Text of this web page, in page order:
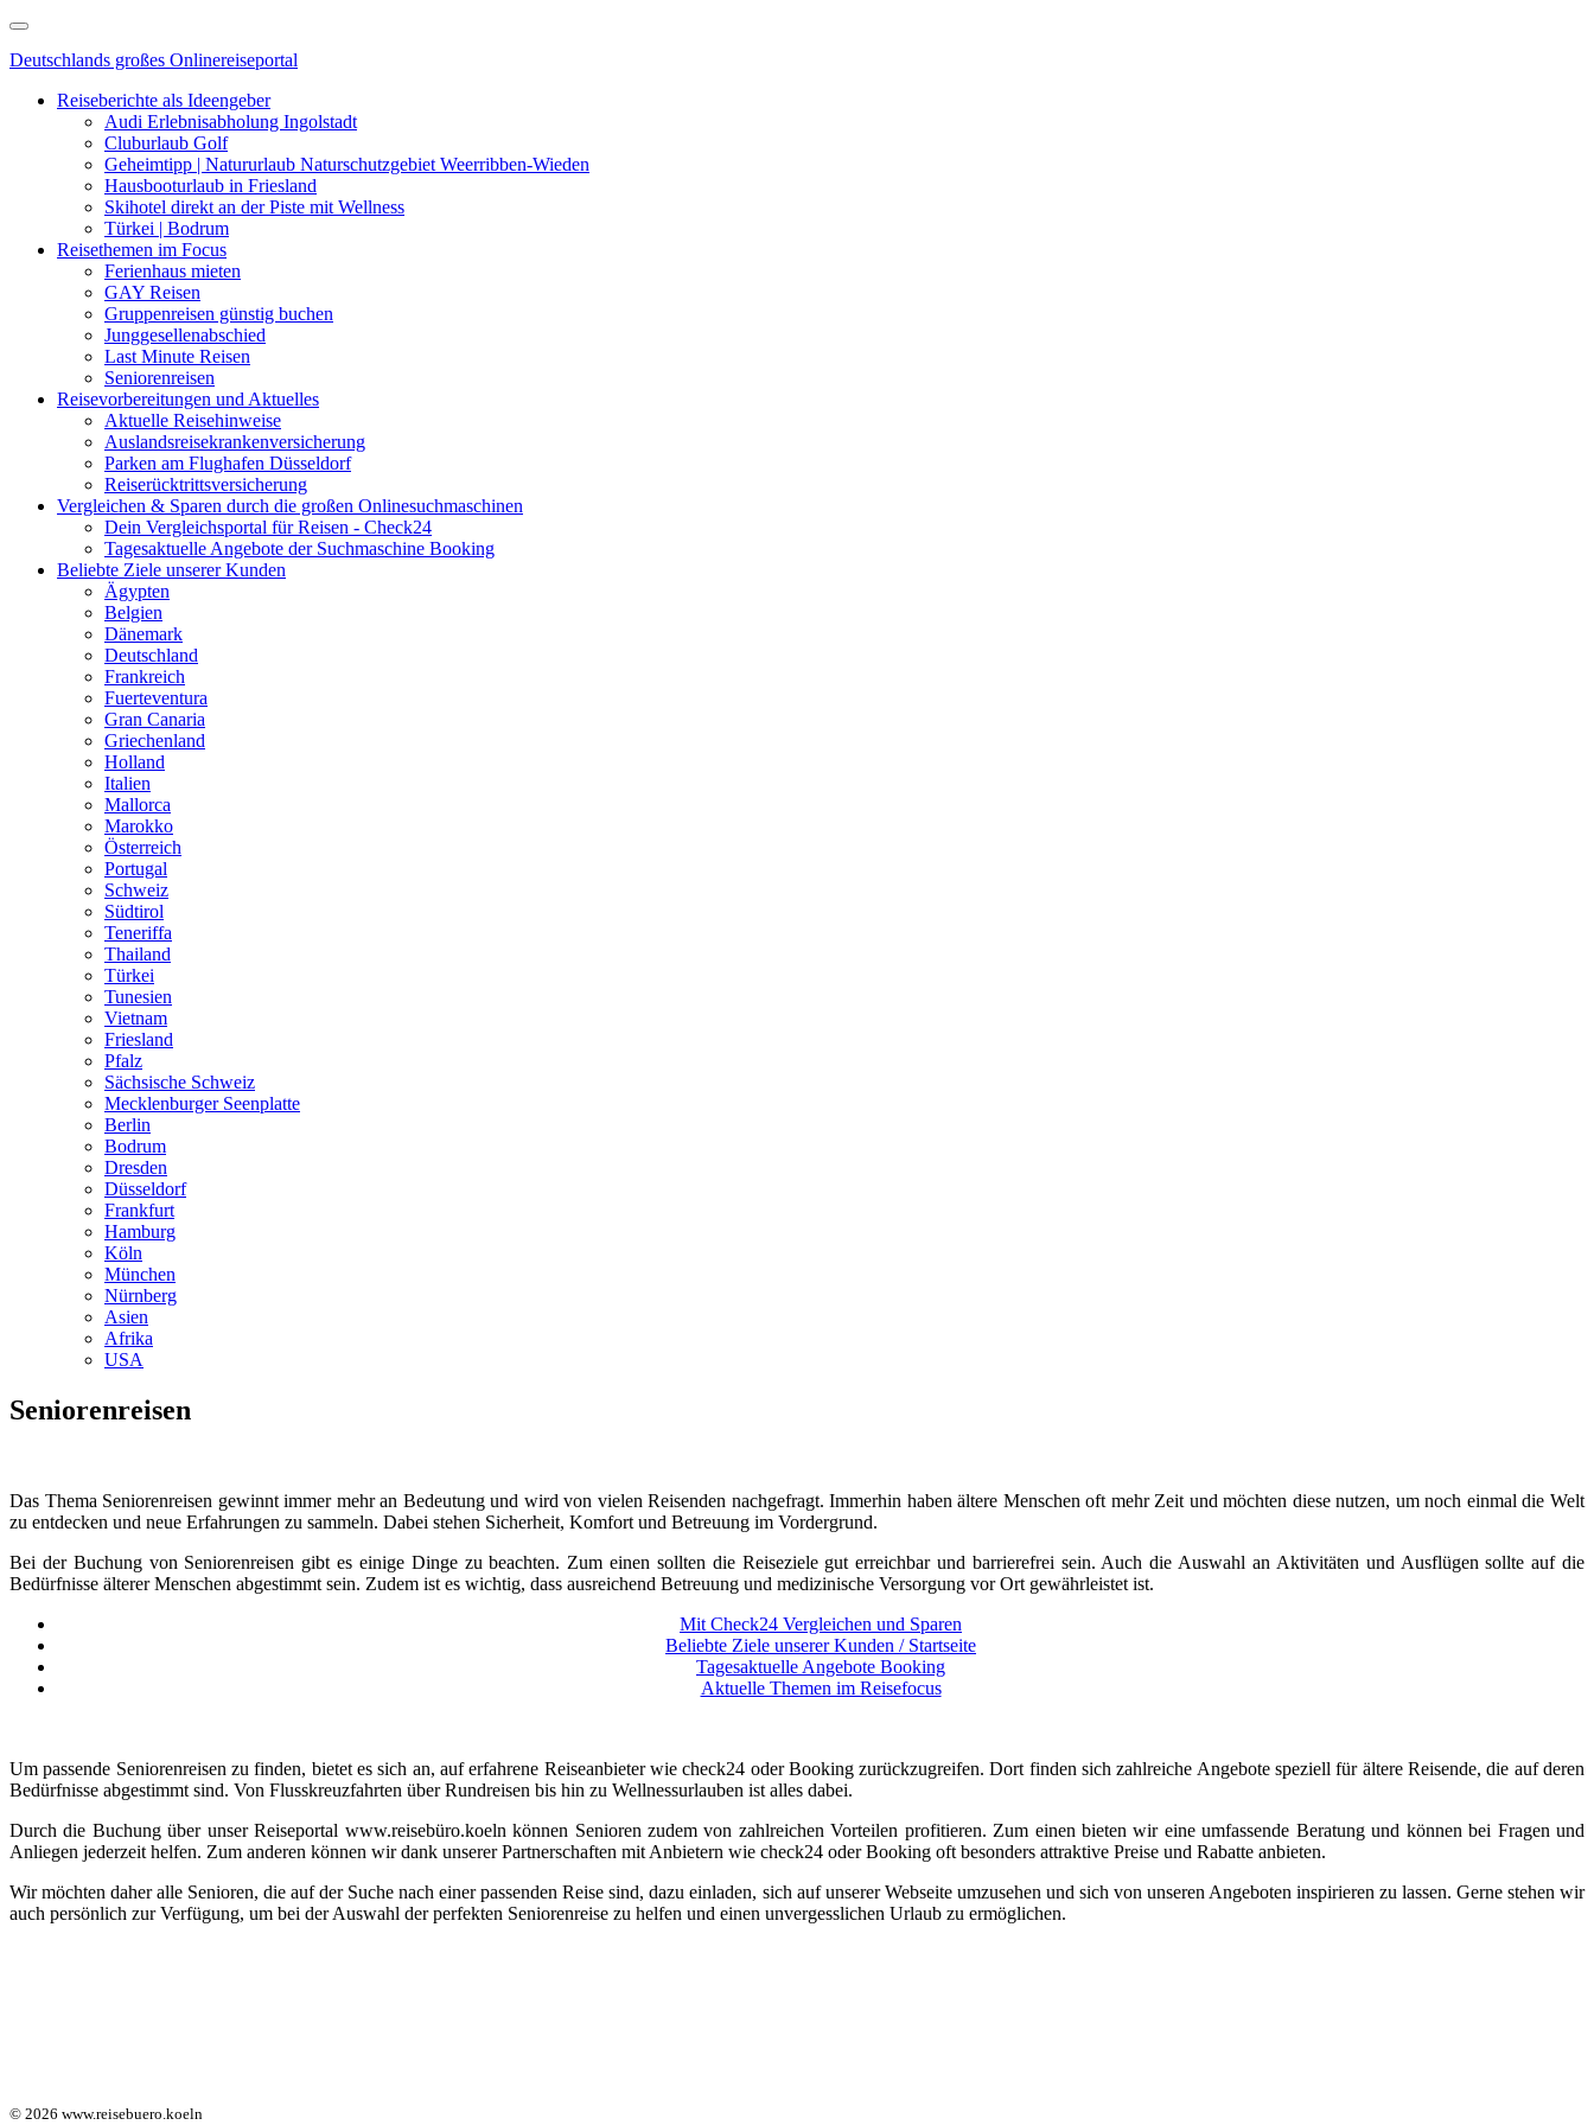
Deutschlands großes Onlinereiseportal
Reiseberichte als Ideengeber
Audi Erlebnisabholung Ingolstadt
Cluburlaub Golf
Geheimtipp | Natururlaub Naturschutzgebiet Weerribben-Wieden
Hausbooturlaub in Friesland
Skihotel direkt an der Piste mit Wellness
Türkei | Bodrum
Reisethemen im Focus
Ferienhaus mieten
GAY Reisen
Gruppenreisen günstig buchen
Junggesellenabschied
Last Minute Reisen
Seniorenreisen
Reisevorbereitungen und Aktuelles
Aktuelle Reisehinweise
Auslandsreisekrankenversicherung
Parken am Flughafen Düsseldorf
Reiserücktrittsversicherung
Vergleichen & Sparen durch die großen Onlinesuchmaschinen
Dein Vergleichsportal für Reisen - Check24
Tagesaktuelle Angebote der Suchmaschine Booking
Beliebte Ziele unserer Kunden
Ägypten
Belgien
Dänemark
Deutschland
Frankreich
Fuerteventura
Gran Canaria
Griechenland
Holland
Italien
Mallorca
Marokko
Österreich
Portugal
Schweiz
Südtirol
Teneriffa
Thailand
Türkei
Tunesien
Vietnam
Friesland
Pfalz
Sächsische Schweiz
Mecklenburger Seenplatte
Berlin
Bodrum
Dresden
Düsseldorf
Frankfurt
Hamburg
Köln
München
Nürnberg
Asien
Afrika
USA
Seniorenreisen
Das Thema Seniorenreisen gewinnt immer mehr an Bedeutung und wird von vielen Reisenden nachgefragt. Immerhin haben ältere Menschen oft mehr Zeit und möchten diese nutzen, um noch einmal die Welt
zu entdecken und neue Erfahrungen zu sammeln. Dabei stehen Sicherheit, Komfort und Betreuung im Vordergrund.
Bei der Buchung von Seniorenreisen gibt es einige Dinge zu beachten. Zum einen sollten die Reiseziele gut erreichbar und barrierefrei sein. Auch die Auswahl an Aktivitäten und Ausflügen sollte auf die
Bedürfnisse älterer Menschen abgestimmt sein. Zudem ist es wichtig, dass ausreichend Betreuung und medizinische Versorgung vor Ort gewährleistet ist.
Mit Check24 Vergleichen und Sparen
Beliebte Ziele unserer Kunden / Startseite
Tagesaktuelle Angebote Booking
Aktuelle Themen im Reisefocus
Um passende Seniorenreisen zu finden, bietet es sich an, auf erfahrene Reiseanbieter wie check24 oder Booking zurückzugreifen. Dort finden sich zahlreiche Angebote speziell für ältere Reisende, die auf deren
Bedürfnisse abgestimmt sind. Von Flusskreuzfahrten über Rundreisen bis hin zu Wellnessurlauben ist alles dabei.
Durch die Buchung über unser Reiseportal www.reisebüro.koeln können Senioren zudem von zahlreichen Vorteilen profitieren. Zum einen bieten wir eine umfassende Beratung und können bei Fragen und
Anliegen jederzeit helfen. Zum anderen können wir dank unserer Partnerschaften mit Anbietern wie check24 oder Booking oft besonders attraktive Preise und Rabatte anbieten.
Wir möchten daher alle Senioren, die auf der Suche nach einer passenden Reise sind, dazu einladen, sich auf unserer Webseite umzusehen und sich von unseren Angeboten inspirieren zu lassen. Gerne stehen wir
auch persönlich zur Verfügung, um bei der Auswahl der perfekten Seniorenreise zu helfen und einen unvergesslichen Urlaub zu ermöglichen.
© 2026 www.reisebuero.koeln